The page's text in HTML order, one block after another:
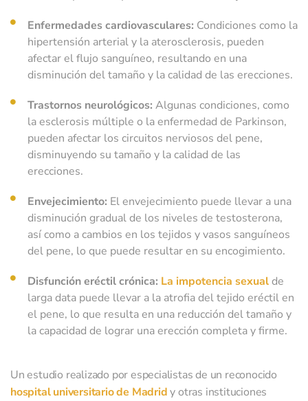
Enfermedades cardiovasculares: Condiciones como la
hipertensión arterial y la aterosclerosis, pueden
afectar el flujo sanguíneo, resultando en una
disminución del tamaño y la calidad de las erecciones.
Trastornos neurológicos: Algunas condiciones, como
la esclerosis múltiple o la enfermedad de Parkinson,
pueden afectar los circuitos nerviosos del pene,
disminuyendo su tamaño y la calidad de las
erecciones.
Envejecimiento: El envejecimiento puede llevar a una
disminución gradual de los niveles de testosterona,
así como a cambios en los tejidos y vasos sanguíneos
del pene, lo que puede resultar en su encogimiento.
Disfunción eréctil crónica: La impotencia sexualde
larga data puede llevar a la atrofia del tejido eréctil en
el pene, lo que resulta en una reducción del tamaño y
la capacidad de lograr una erección completa y firme.
Un estudio realizado por especialistas de un reconocido
hospital universitario de Madridy otras instituciones
¿Cuál es el motivo de su consulta?
El límite de tamaño de los archivos es de 20 MB.